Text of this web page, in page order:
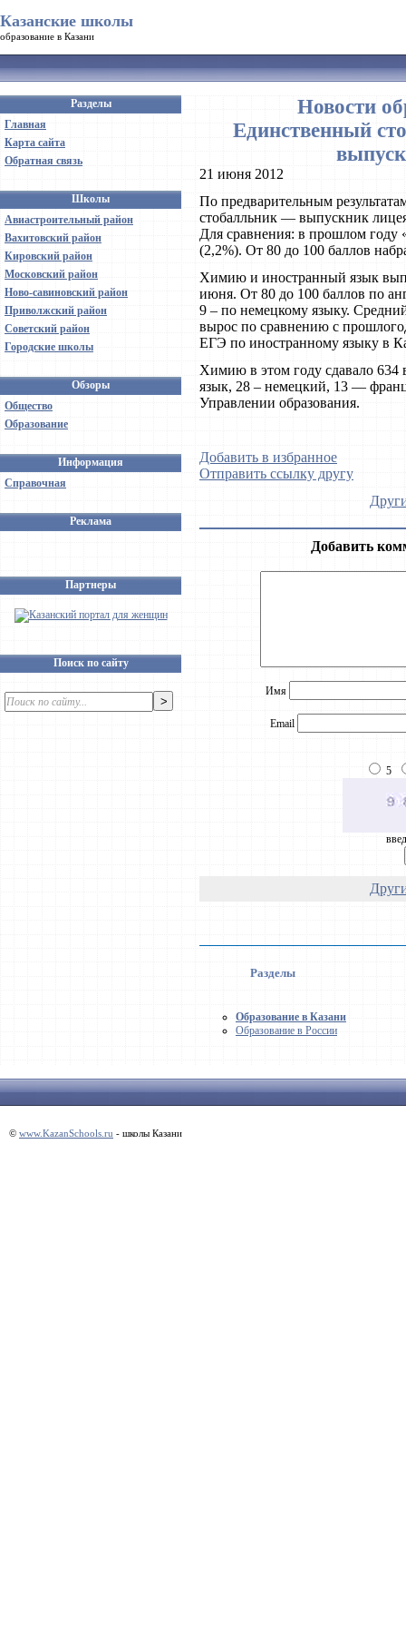
Казанские школы
образование в Казани
Разделы
Главная
Карта сайта
Обратная связь
Школы
Авиастроительный район
Вахитовский район
Кировский район
Московский район
Ново-савиновский район
Приволжский район
Советский район
Городские школы
Обзоры
Общество
Образование
Информация
Справочная
Реклама
Партнеры
Поиск по сайту
Новости
Единственный
21 июня 2012
По предварительным
стобалльник — выпускник
Для сравнения: в прошлом
(2,2%). От 80 до 100 баллов
Химию и иностранный язык
июня. От 80 до 100 баллов по
9 – по немецкому языку.
вырос по сравнению с
ЕГЭ по иностранному языку в
Химию в этом году сдавало
язык, 28 – немецкий, 13 —
Управлении образования.
Добавить в избранное
Отправить ссылку другу
Добавить
Имя
Email
5
Разделы
Образование в Казани
Образование в России
© www.KazanSchools.ru - школы Казани